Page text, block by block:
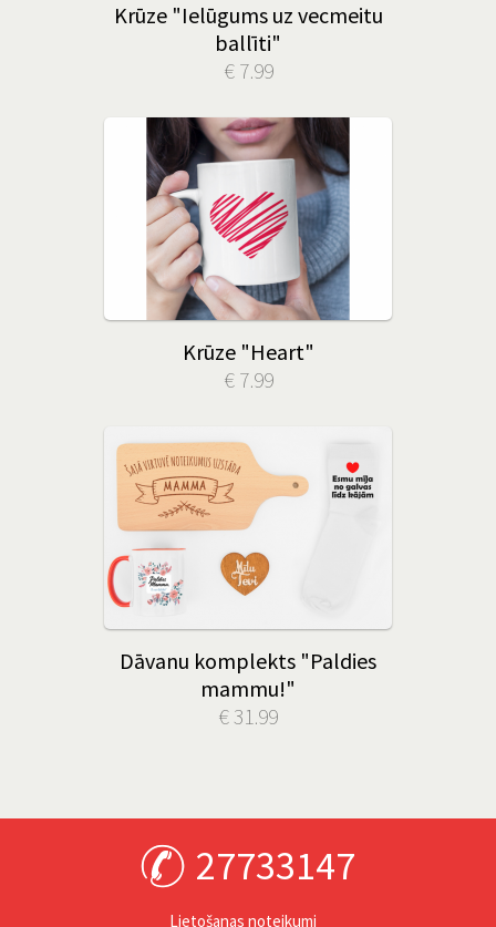
Krūze "Ielūgums uz vecmeitu
ballīti"
€ 7.99
Krūze "Heart"
€ 7.99
Dāvanu komplekts "Paldies
mammu!"
€ 31.99
27733147
Lietošanas noteikumi